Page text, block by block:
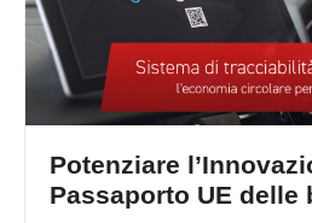
Potenziare
Passaporto UE delle